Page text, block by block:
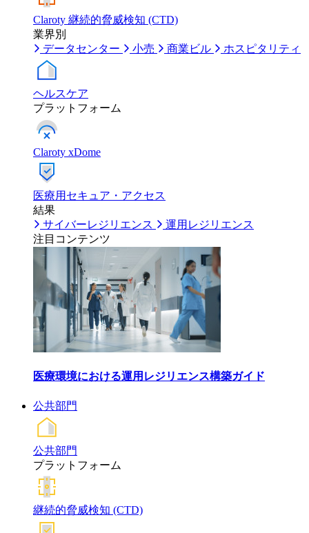
Claroty 継続的脅威検知 (CTD)
業界別
データセンター
小売 商業ビル ホスピタリティ
ヘルスケア
プラットフォーム
Claroty xDome
医療用セキュア・アクセス
結果
サイバーレジリエンス
運用レジリエンス
注目コンテンツ
医療環境における運用レジリエンス構築ガイド
公共部門
公共部門
プラットフォーム
継続的脅威検知 (CTD)